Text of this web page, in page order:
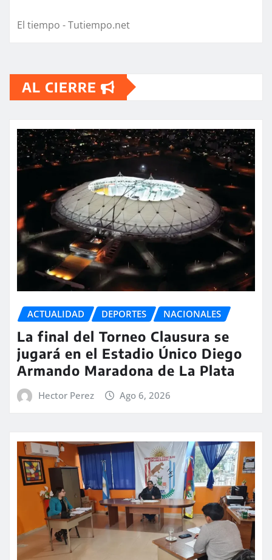
El tiempo - Tutiempo.net
AL CIERRE
ACTUALIDAD DEPORTES NACIONALES
La final del Torneo Clausura se
jugará en el Estadio Único Diego
Armando Maradona de La Plata
Hector Perez Ago 6, 2026